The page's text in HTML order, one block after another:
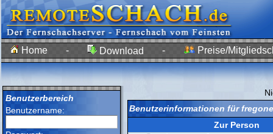
Home - Download - Preise/
Benutzerbereich
Benutzername:
Benutzerinformationen für
Zur Person